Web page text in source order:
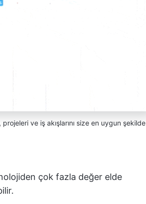
ve iş akışlarını size en uygun şekilde
çok fazla değer elde